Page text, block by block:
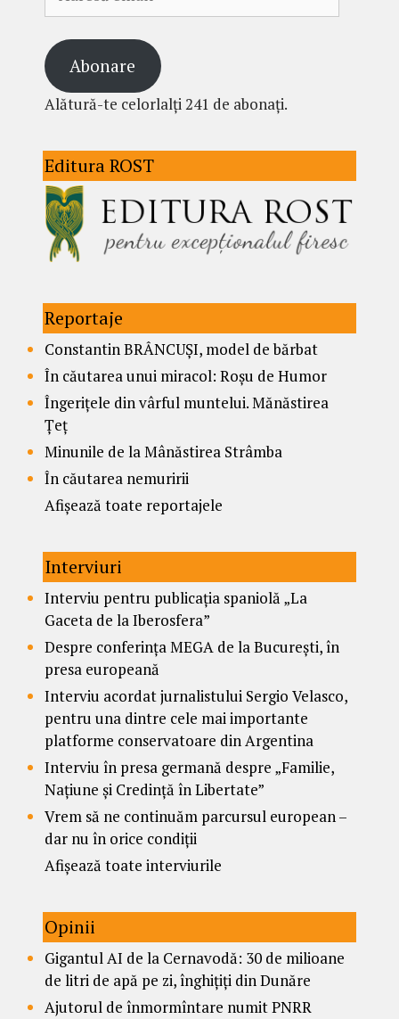
email
Abonare
Alătură-te celorlalți 241 de abonați.
Editura ROST
Reportaje
Constantin BRÂNCUȘI, model de bărbat
În căutarea unui miracol: Roșu de Humor
Îngerițele din vârful muntelui. Mănăstirea
Țeț
Minunile de la Mânăstirea Strâmba
În căutarea nemuririi
Afișează toate reportajele
Interviuri
Interviu pentru publicația spaniolă „La
Gaceta de la Iberosfera”
Despre conferința MEGA de la București, în
presa europeană
Interviu acordat jurnalistului Sergio Velasco,
pentru una dintre cele mai importante
platforme conservatoare din Argentina
Interviu în presa germană despre „Familie,
Națiune și Credință în Libertate”
Vrem să ne continuăm parcursul european –
dar nu în orice condiții
Afișează toate interviurile
Opinii
Gigantul AI de la Cernavodă: 30 de milioane
de litri de apă pe zi, înghițiți din Dunăre
Ajutorul de înmormîntare numit PNRR